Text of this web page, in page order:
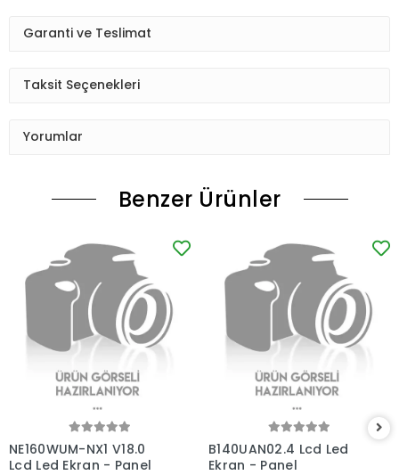
Garanti ve Teslimat
Taksit Seçenekleri
Yorumlar
Benzer Ürünler
NE160WUM-NX1 V18.0
Lcd Led Ekran - Panel
B140UAN02.4 Lcd Led
Ekran - Panel